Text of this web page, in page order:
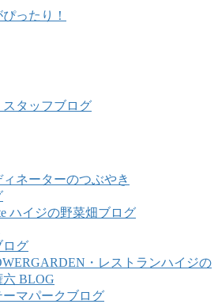
ったり！
タッフブログ
ネーターのつぶやき
ハイジの野菜畑ブログ
ログ
・レストランハイジの
BLOG
マパークブログ